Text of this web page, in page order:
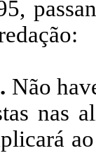
Não
nas